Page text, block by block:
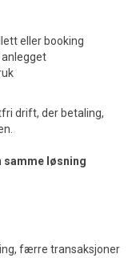
eller booking
drift, der betaling,
samme løsning
færre transaksjoner